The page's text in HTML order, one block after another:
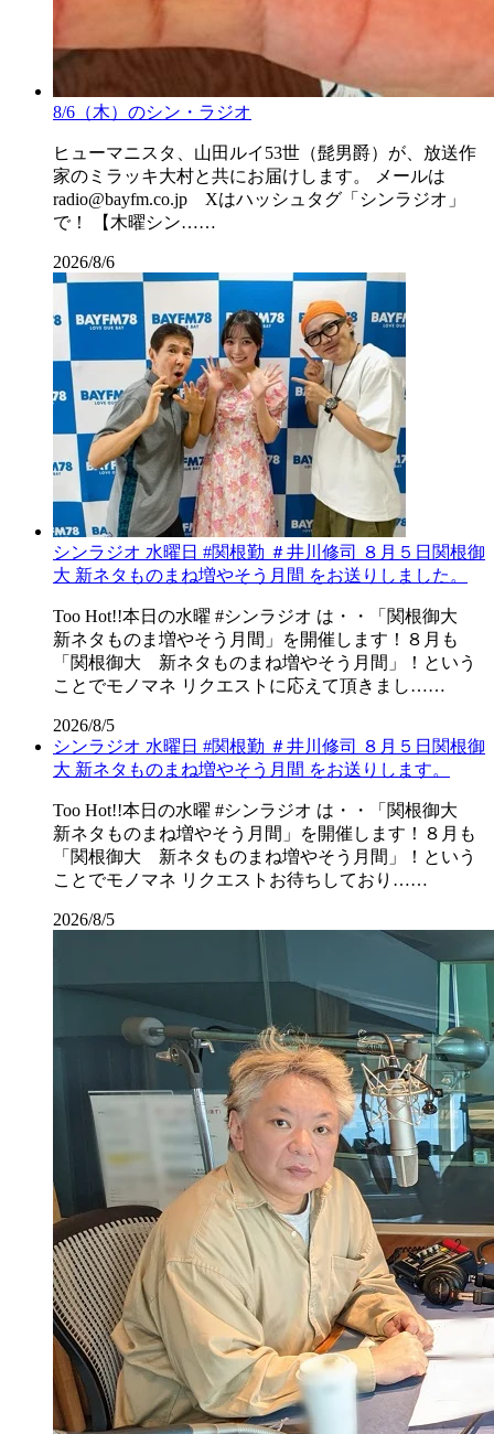
8/6（木）のシン・ラジオ
ヒューマニスタ、山田ルイ53世（髭男爵）が、放送作
家のミラッキ大村と共にお届けします。 メールは
radio@bayfm.co.jp Xはハッシュタグ「シンラジオ」
で！ 【木曜シン……
2026/8/6
シンラジオ 水曜日 #関根勤 ＃井川修司 ８月５日関根御
大 新ネタものまね増やそう月間 をお送りしました。
Too Hot!!本日の水曜 #シンラジオ は・・「関根御大
新ネタものま増やそう月間」を開催します！８月も
「関根御大 新ネタものまね増やそう月間」！という
ことでモノマネ リクエストに応えて頂きまし……
2026/8/5
シンラジオ 水曜日 #関根勤 ＃井川修司 ８月５日関根御
大 新ネタものまね増やそう月間 をお送りします。
Too Hot!!本日の水曜 #シンラジオ は・・「関根御大
新ネタものまね増やそう月間」を開催します！８月も
「関根御大 新ネタものまね増やそう月間」！という
ことでモノマネ リクエストお待ちしており……
2026/8/5